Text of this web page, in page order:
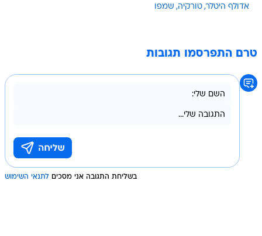
אדולף היטלר טורקיה שמפו
טרם התפרסמו תגובות
בשליחת התגובה אני מסכים לתנאי השימוש